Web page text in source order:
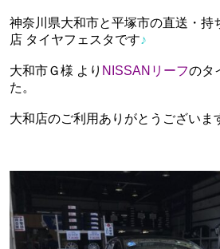
神奈川県大和市と平塚市の直送・‪‎持
店‬ タイヤフェスタです♪
大和市Ｇ様 より NISSANリーフのタ
た。
大和店のご利用ありがとうございま